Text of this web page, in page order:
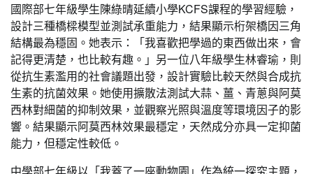
國際部七年級學生陳綠晴延續小學KCFS課程的學習經驗，
設計三種橋樑模型並測試承重能力，結果顯示桁架橋因三角
結構最為穩固。她表示：「我喜歡把學過的東西做出來，會
記得更清楚，也比較有趣。」另一位八年級學生林睿瑜，則
從抗生素濫用的社會議題出發，設計實驗比較天然與合成抗
生素的抗菌效果。她使用擴散法測試大蒜、薑、青蔥與阿莫
西林對細菌的抑制效果，並觀察光照與溫度等環境因子的影
響。結果顯示阿莫西林效果最穩定，天然成分亦具一定抑菌
能力，但穩定性較低。